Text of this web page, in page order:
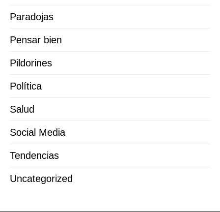
Paradojas
Pensar bien
Pildorines
Política
Salud
Social Media
Tendencias
Uncategorized